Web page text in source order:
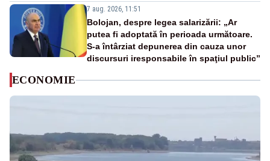
7 aug. 2026, 11:51
Bolojan, despre legea salarizării: „Ar
putea fi adoptată în perioada următoare.
S-a întârziat depunerea din cauza unor
discursuri iresponsabile în spaţiul public”
ECONOMIE